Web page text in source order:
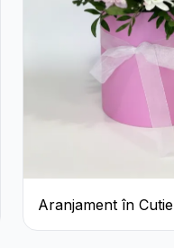
Aranjament în Cutie
Roz cu Crizanteme